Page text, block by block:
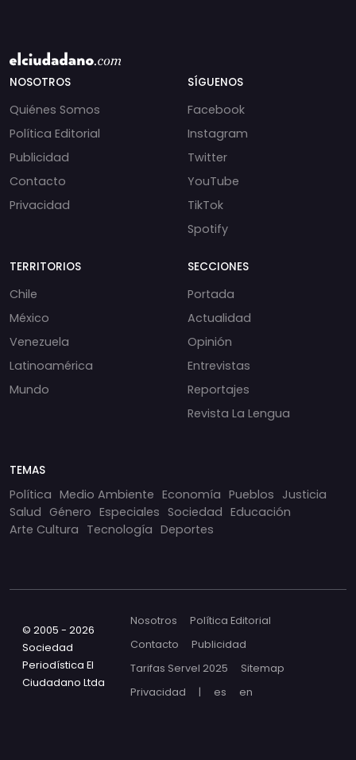
NOSOTROS
Quiénes Somos
Política Editorial
Publicidad
Contacto
Privacidad
SÍGUENOS
Facebook
Instagram
Twitter
YouTube
TikTok
Spotify
TERRITORIOS
Chile
México
Venezuela
Latinoamérica
Mundo
SECCIONES
Portada
Actualidad
Opinión
Entrevistas
Reportajes
Revista La Lengua
TEMAS
Política Medio Ambiente Economía Pueblos Justicia
Salud Género Especiales Sociedad Educación
Arte Cultura Tecnología Deportes
© 2005 - 2026
Sociedad
Periodística El
Ciudadano Ltda
Nosotros
Política Editorial
Contacto
Publicidad
Tarifas Servel 2025
Sitemap
Privacidad
| es en